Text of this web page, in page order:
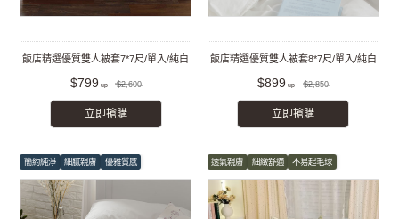
飯店精選優質雙人被套7*7尺/單入/純白
$799 $2,600
立即搶購
飯店精選優質雙人被套8*7尺/單入/純白
$899 $2,850
立即搶購
簡約純淨 細膩親膚 優雅質感 透氣親膚 細緻舒適 不易起毛球